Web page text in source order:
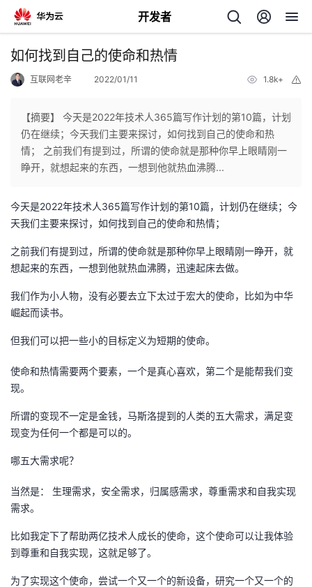
开发者
返
个
人
页
我
开
发
者
我
博
的
坛
我
圈
子
的
直
我
的
我
我
如何找到自己的使命和热情
互联网老辛 2022/01/11 1.8k+
【摘要】 今天是2022年技术人365篇写作计划的第10篇，计划
仍在继续；今天我们主要来探讨，如何找到自己的使命和热
情； 之前我们有提到过，所谓的使命就是那种你早上眼睛刚一
睁开，就想起来的东西，一想到他就热血沸腾...
今天是2022年技术人365篇写作计划的第10篇，计划仍在继续；今
天我们主要来探讨，如何找到自己的使命和热情；
之前我们有提到过，所谓的使命就是那种你早上眼睛刚一睁开，就
想起来的东西，一想到他就热血沸腾，迅速起床去做。
我们作为小人物，没有必要去立下太过于宏大的使命，比如为中华
崛起而读书。
但我们可以把一些小的目标定义为短期的使命。
使命和热情需要两个要素，一个是真心喜欢，第二个是能帮我们变
现。
所谓的变现不一定是金钱，马斯洛提到的人类的五大需求，满足变
现变为任何一个都是可以的。
哪五大需求呢？
当然是： 生理需求，安全需求，归属感需求，尊重需求和自我实现
需求。
比如我定下了帮助两亿技术人成长的使命，这个使命可以让我体验
到尊重和自我实现，这就足够了。
为了实现这个使命，尝试一个又一个的新设备，研究一个又一个的